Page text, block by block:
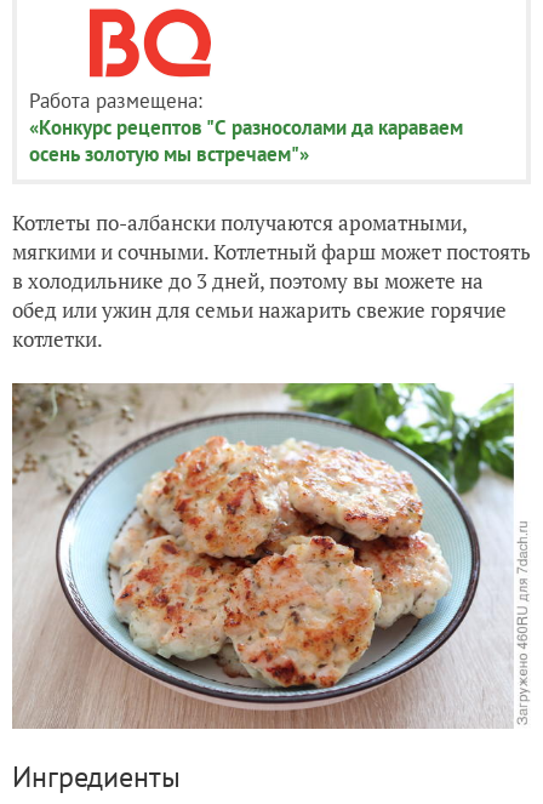
Работа размещена:
«Конкурс рецептов "С разносолами да караваем
осень золотую мы встречаем"»
Котлеты по-албански получаются ароматными,
мягкими и сочными. Котлетный фарш может постоять
в холодильнике до 3 дней, поэтому вы можете на
обед или ужин для семьи нажарить свежие горячие
котлетки.
Ингредиенты